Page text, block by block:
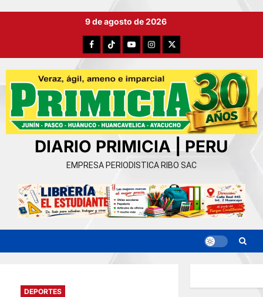
9 de agosto de 2026
FacebookTikTokYouTubeInstagram
X
DIARIO PRIMICIA | PERU
EMPRESA PERIODISTICA RIBO SAC
DEPORTES